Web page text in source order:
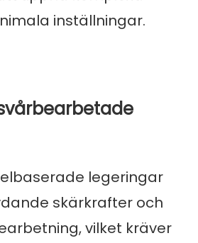
inställningar.
legeringar
skärkrafter och
vilket kräver